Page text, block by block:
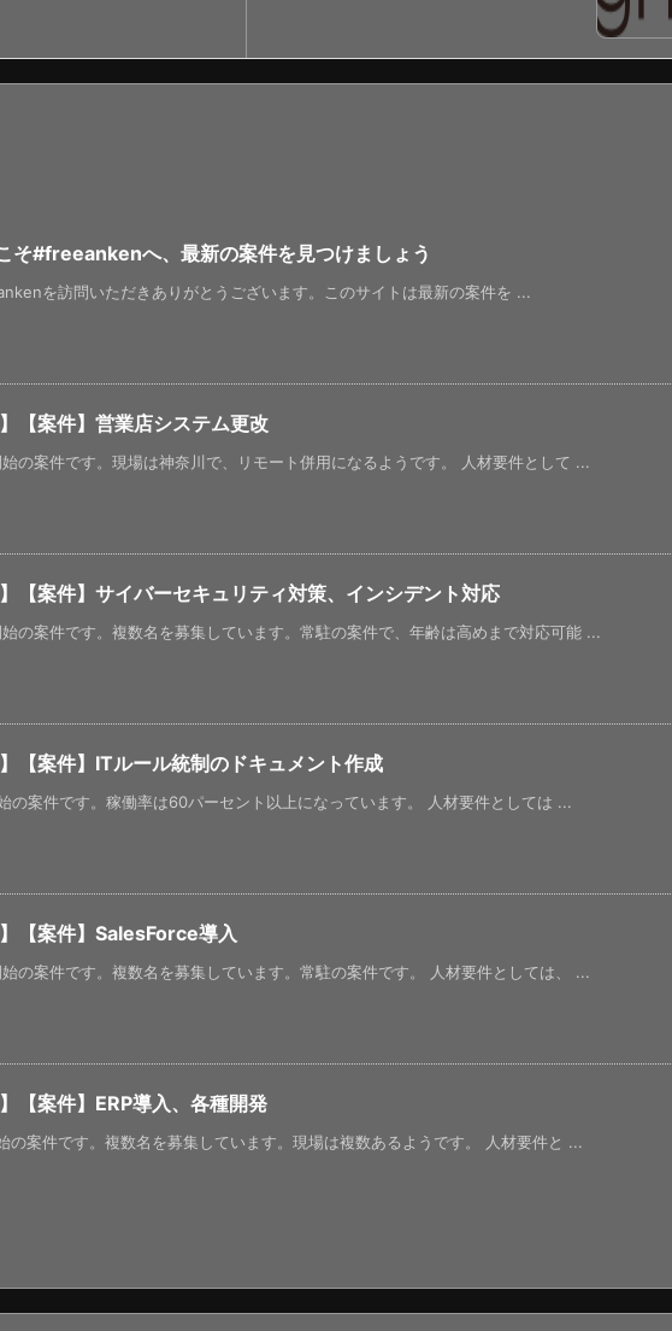
そ#freeankenへ、最新の案件を見つけましょう
を訪問いただきありがとうございます。このサイトは最新の案件を ...
】【案件】営業店システム更改
の案件です。現場は神奈川で、リモート併用になるようです。 人材要件として ...
】【案件】サイバーセキュリティ対策、インシデント対応
の案件です。複数名を募集しています。常駐の案件で、年齢は高めまで対応可能 ...
】【案件】ITルール統制のドキュメント作成
の案件です。稼働率は60パーセント以上になっています。 人材要件としては ...
】【案件】SalesForce導入
の案件です。複数名を募集しています。常駐の案件です。 人材要件としては、 ...
】【案件】ERP導入、各種開発
の案件です。複数名を募集しています。現場は複数あるようです。 人材要件と ...